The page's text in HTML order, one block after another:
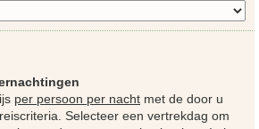
per persoon per nacht met de door u
Selecteer een vertrekdag om